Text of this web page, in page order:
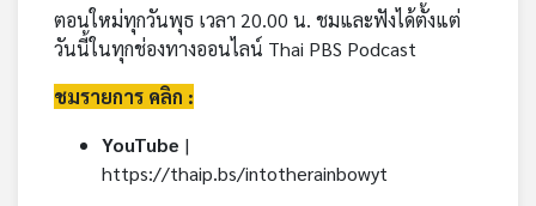
ตอนใหม่ทุกวันพุธ เวลา 20.00 น. ชมและฟังได้ตั้งแต่
วันนี้ในทุกช่องทางออนไลน์ Thai PBS Podcast
ชมรายการ คลิก :
YouTube |
https://thaip.bs/intotherainbowyt